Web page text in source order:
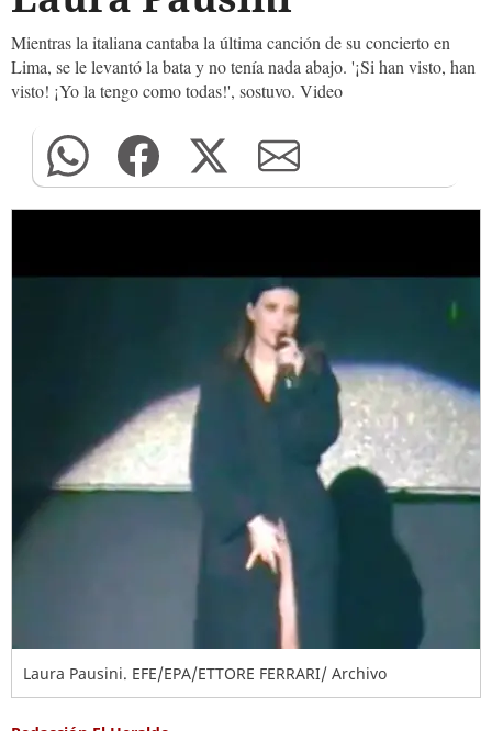
Mientras la italiana cantaba la última canción de su concierto en
Lima, se le levantó la bata y no tenía nada abajo. '¡Si han visto, han
visto! ¡Yo la tengo como todas!', sostuvo. Video
Laura Pausini. EFE/EPA/ETTORE FERRARI/ Archivo